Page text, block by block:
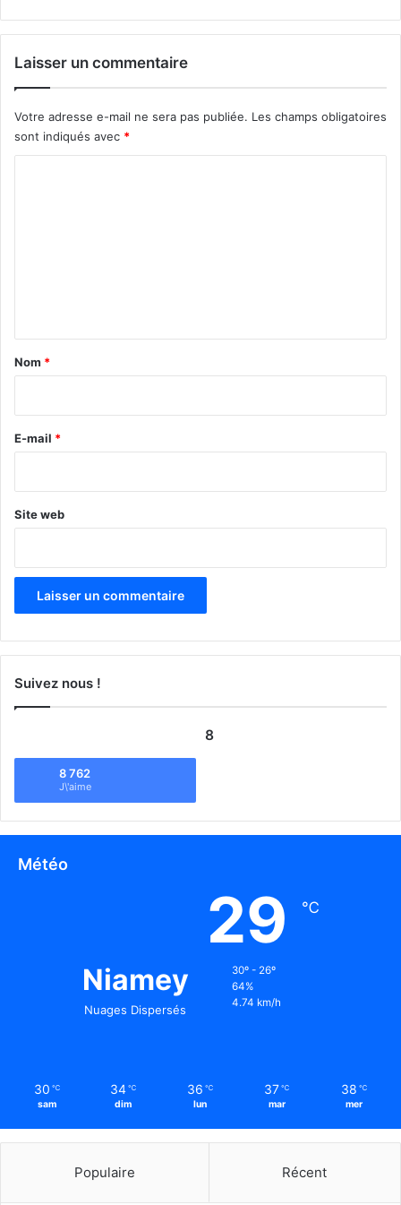
Laisser un commentaire
Votre adresse e-mail ne sera pas publiée. Les champs obligatoires
sont indiqués avec *
a
e
Nom *
E-mail *
Site web
Suivez nous !
8
8 762
J\'aime
Météo
Niamey
Nuages Dispersés
29 ℃
30º - 26º
64%
4.74 km/h
30 ℃
sam
34 ℃
dim
36 ℃
lun
37 ℃
mar
38 ℃
mer
Populaire Récent